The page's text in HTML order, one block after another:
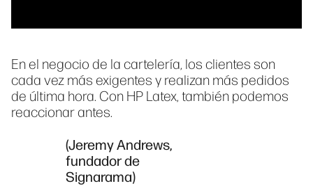
En el negocio de la cartelería, los clientes son
cada vez más exigentes y realizan más pedidos
de última hora. Con HP Latex, también podemos
reaccionar antes.
(Jeremy Andrews,
fundador de
Signarama)